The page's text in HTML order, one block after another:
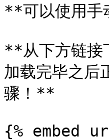
**可以使用手
**从下方链接
加载完毕之后
骤！**
{% embed